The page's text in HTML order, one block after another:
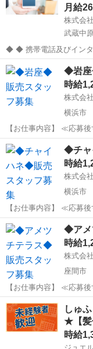
月給
株式会
武蔵中
◆ ◆ 携帯電話及びインターネットの加入促進業務 【このお仕事のお
すすめポイント】 ・ゼ
らないことは先輩スタッ
・働きやすい環境で長く
神奈川 川崎市 武
◆岩座
時給
株式会
横浜市
【お仕事内容】 ≪応募
お電話・メールでご連
ています！ ・ご不明点はお気軽
心-をテーマにした天然
神奈川 横浜市 ア
◆チャ
時給
株式会
横浜市
【お仕事内容】 ≪応募
お電話・メールでご連
ています！ ・ご不明点はお
RESORT・TRAVELをテ
神奈川 横浜市
◆アメ
時給
株式会
座間市
【お仕事内容】 ≪応募
お電話・メールでご連
ています！ ・ご不明点はお気
ル・OUTDOORスタ...
神奈川 座間市 ア
しゅ
★【髪
時給